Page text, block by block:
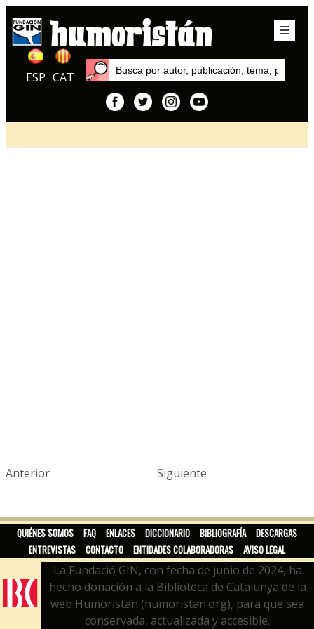
ESP CAT
Anterior Siguiente
QUIÉNES SOMOS FAQ ENLACES DICCIONARIO BIBLIOGRAFÍA
DESCARGAS
ENTREVISTAS
CONTACTO ENTIDADES COLABORADORAS AVISO LEGAL
La Fundació GIN, con fecha de junio de 2024, ha
hecho donación a la Biblioteca de Catalunya de la
web Humoristan (humoristan.org), para que sea
conservada, actualizada y accesible.